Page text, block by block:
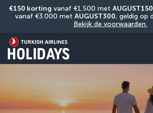
€150 korting vanaf €1.500 met AUGUST150
vanaf €3.000 met AUGUST300
Bekijk de voorwaarden.